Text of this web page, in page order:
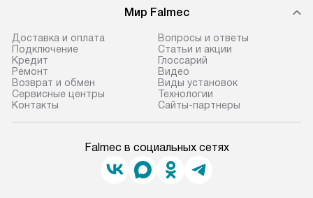
Мир Falmec
Доставка и оплата
Подключение
Кредит
Ремонт
Возврат и обмен
Сервисные центры
Контакты
Вопросы и ответы
Статьи и акции
Глоссарий
Видео
Виды установок
Технологии
Сайты-партнеры
Falmec в социальных сетях